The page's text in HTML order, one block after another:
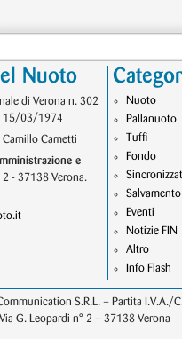
Nuoto
di Verona n. 302
15/03/1974
Camillo Cametti
e
2 - 37138 Verona.
Nuoto
Pallanuoto
Tuffi
Fondo
Salvamento
Eventi
Notizie FIN
Altro
Info Flash
S.R.L. – Partita I.V.A./
Via G. Leopardi n° 2 – 37138 Verona